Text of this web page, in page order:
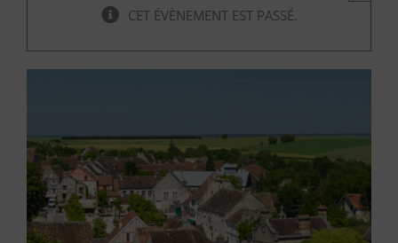
CET ÉVÈNEMENT EST PASSÉ.